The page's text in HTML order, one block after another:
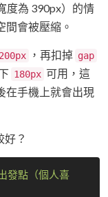
度為 390px）的情
間會被壓縮。
200px ，再扣掉 gap
180px 可用，這
在手機上就會出現
好？
發點（個人喜